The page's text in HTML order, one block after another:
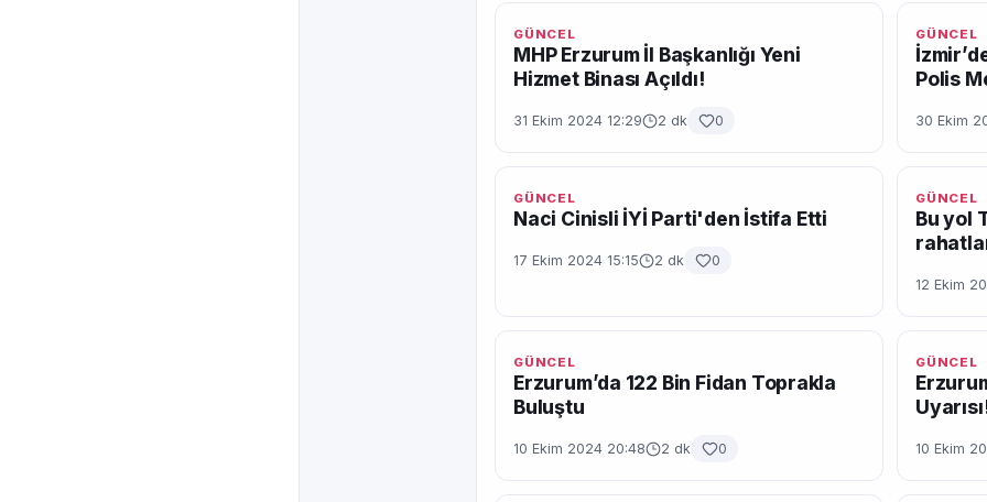
GÜNCEL
MHP Erzurum İl Başkanlığı Yeni
Hizmet Binası Açıldı!
31 Ekim 2024 12:29 2 dk 0
GÜNCEL
Polis
30 Ekim
GÜNCEL
Naci Cinisli İYİ Parti'den İstifa Etti
17 Ekim 2024 15:15 2 dk 0
GÜNCEL
Bu yol
12 Ekim
GÜNCEL
Erzurum’da 122 Bin Fidan Toprakla
Buluştu
10 Ekim 2024 20:48 2 dk 0
GÜNCEL
10 Ekim